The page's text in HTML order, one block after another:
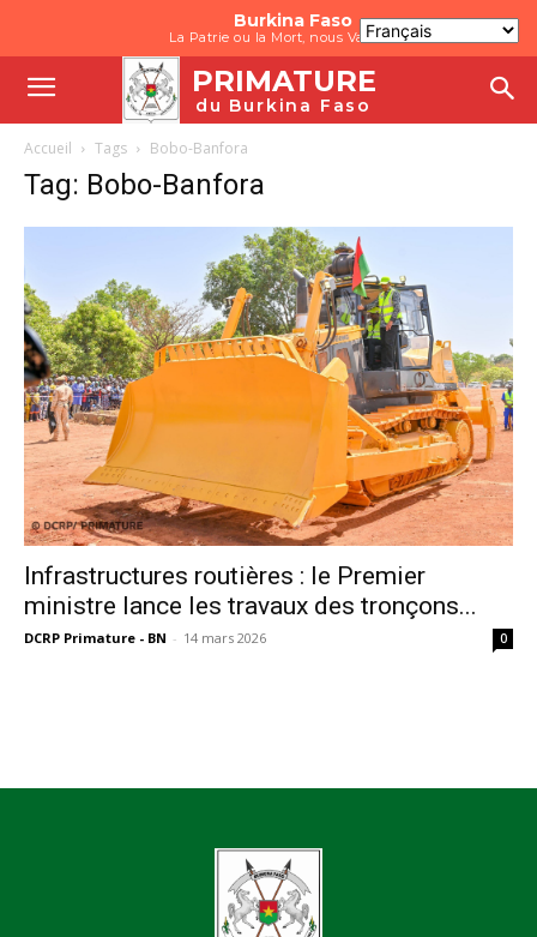
Burkina Faso
La Patrie ou la Mort, nous Vaincrons
PRIMATURE
du Burkina Faso
Accueil Tags Bobo-Banfora
Tag: Bobo-Banfora
Infrastructures routières : le Premier
ministre lance les travaux des tronçons...
DCRP Primature - BN - 14 mars 2026 0